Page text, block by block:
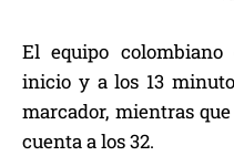
El equipo
inicio y a los 13
marcador, mientras
cuenta a los 32.